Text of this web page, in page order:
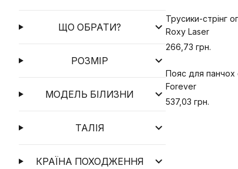
ЩО ОБРАТИ?
РОЗМІР
МОДЕЛЬ БІЛИЗНИ
ТАЛІЯ
КРАЇНА ПОХОДЖЕННЯ
Трусики-стрінг
Roxy Laser
266,73 грн.
Пояс для панчох
Forever
537,03 грн.